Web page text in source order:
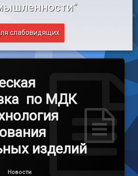
слабовидящих
по МДК
изделий
Обновлено на
by
Категории:
Новости